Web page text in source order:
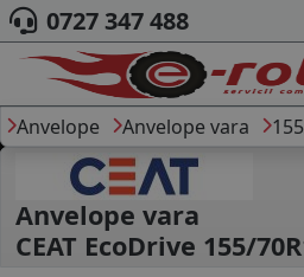
ACASA
DESPRE NOI
ANVELOPE
CAMION
MOTO
0727 347 488
Anvelope Anvelope vara
Anvelope vara
CEAT EcoDrive 155/